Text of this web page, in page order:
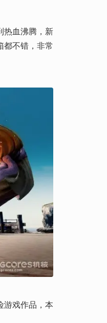
热血沸腾，新
都不错，非常
游戏作品，本